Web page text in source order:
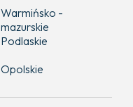
Warmińsko -
mazurskie
Podlaskie
Opolskie